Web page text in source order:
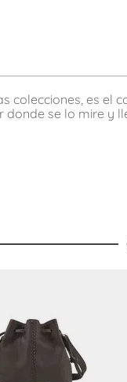
colecciones, es
se lo mire y